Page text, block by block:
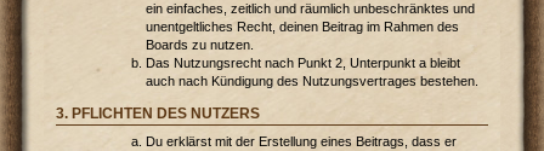
ein einfaches, zeitlich und räumlich unbeschränktes und
unentgeltliches Recht, deinen Beitrag im Rahmen des
Boards zu nutzen.
Das Nutzungsrecht nach Punkt 2, Unterpunkt a bleibt
auch nach Kündigung des Nutzungsvertrages bestehen.
3. PFLICHTEN DES NUTZERS
Du erklärst mit der Erstellung eines Beitrags, dass er